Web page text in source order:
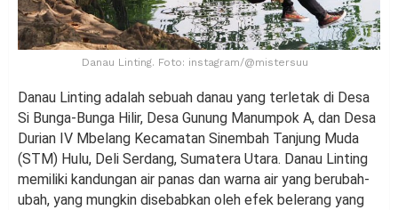
Danau Linting. Foto: instagram/@mistersuu
Danau Linting adalah sebuah danau yang terletak di Desa
Si Bunga-Bunga Hilir, Desa Gunung Manumpok A, dan Desa
Durian IV Mbelang Kecamatan Sinembah Tanjung Muda
(STM) Hulu, Deli Serdang, Sumatera Utara. Danau Linting
memiliki kandungan air panas dan warna air yang berubah-
ubah, yang mungkin disebabkan oleh efek belerang yang